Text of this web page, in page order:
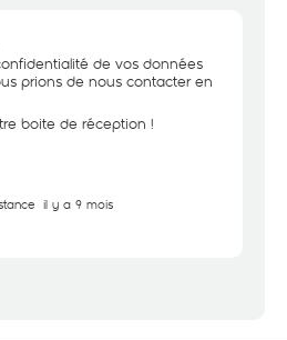
de vos données
prions de nous contacter en
boite de réception !
il y a 9 mois